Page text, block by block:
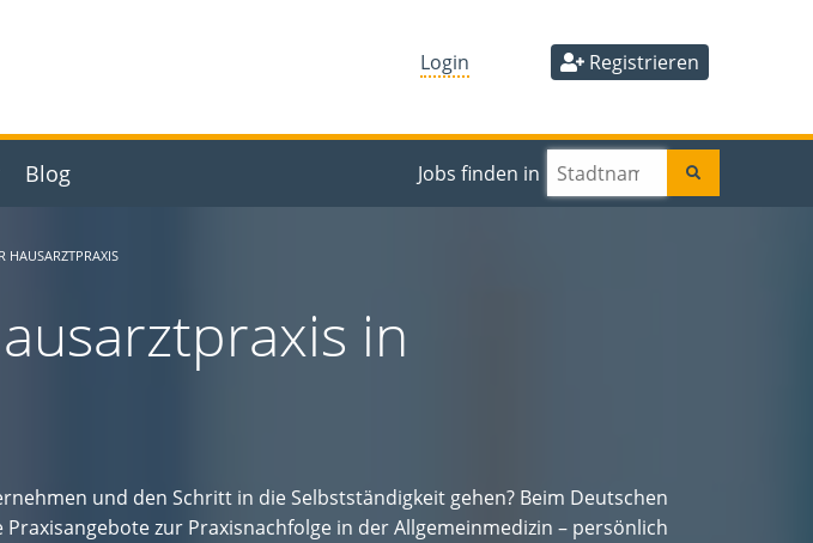
Login Registrieren
Blog Jobs finden in
HAUSARZTPRAXIS
in
und den Schritt in die Selbstständigkeit gehen? Beim Deutschen
Praxisangebote zur Praxisnachfolge in der Allgemeinmedizin – persönlich